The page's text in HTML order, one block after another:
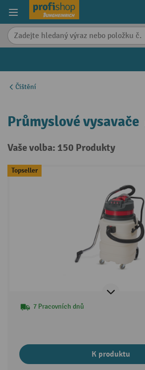
content
Čištění
Průmyslové vysavače
Vaše volba: 150 Produkty
Topseller
7 Pracovních dnů
K produktu